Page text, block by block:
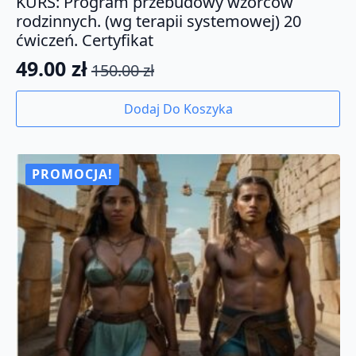
rodzinnych. (wg terapii systemowej) 20
ćwiczeń. Certyfikat
150.00zł
Pierwotna
wynosiła:
150.00 zł.
49.00 zł
Aktualna
wynosi:
49.00 zł.
Dodaj Do Koszyka
PROMOCJA!